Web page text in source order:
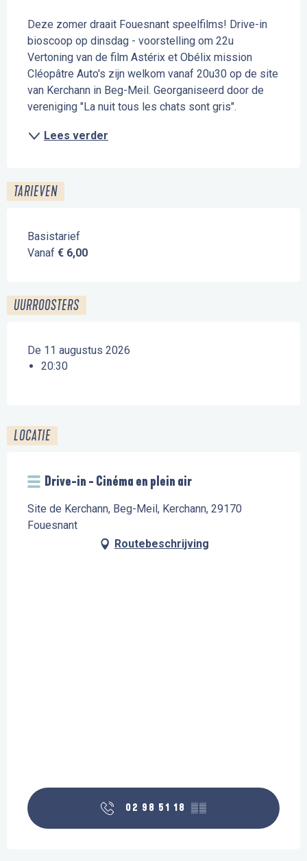
Deze zomer draait Fouesnant speelfilms! Drive-in
bioscoop op dinsdag - voorstelling om 22u
Vertoning van de film Astérix et Obélix mission
Cléopâtre Auto's zijn welkom vanaf 20u30 op de site
van Kerchann in Beg-Meil. Georganiseerd door de
vereniging "La nuit tous les chats sont gris".
Lees verder
TARIEVEN
Basistarief
Vanaf € 6,00
UURROOSTERS
De 11 augustus 2026
20:30
LOCATIE
Drive-in - Cinéma en plein air
Site de Kerchann, Beg-Meil, Kerchann, 29170
Fouesnant
Routebeschrijving
02 98 51 18 ▒▒